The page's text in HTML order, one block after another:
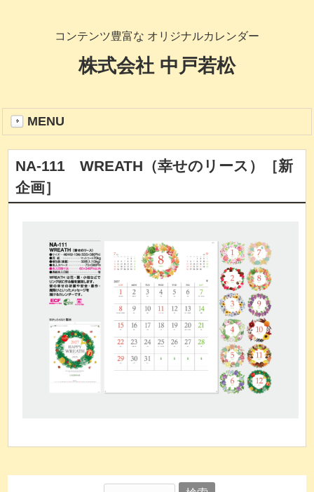
コンテンツ豊富な オリジナルカレンダー
株式会社 中戸若松
MENU
NA-111 WREATH（幸せのリース）［新
企画］